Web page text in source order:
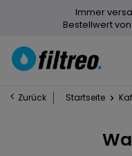
Immer
Bestellwert
Zurück Startseite